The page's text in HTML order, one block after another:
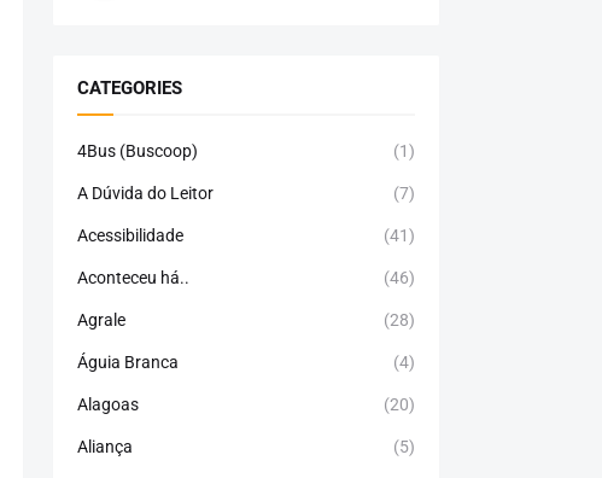
CATEGORIES
4Bus (Buscoop) (1)
A Dúvida do Leitor (7)
Acessibilidade (41)
Aconteceu há.. (46)
Agrale (28)
Águia Branca (4)
Alagoas (20)
Aliança (5)